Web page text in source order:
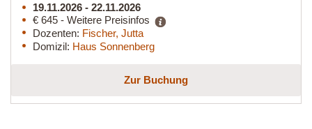
19.11.2026 - 22.11.2026
€ 645 - Weitere Preisinfos
Dozenten: Fischer, Jutta
Domizil: Haus Sonnenberg
Zur Buchung